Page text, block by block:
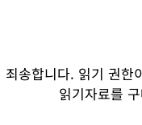
죄송합니다. 읽기 권한
읽기자료를